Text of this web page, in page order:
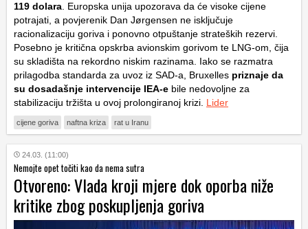
119 dolara . Europska unija upozorava da će visoke cijene
potrajati, a povjerenik Dan Jørgensen ne isključuje
racionalizaciju goriva i ponovno otpuštanje strateških rezervi.
Posebno je kritična opskrba avionskim gorivom te LNG-om, čija
su skladišta na rekordno niskim razinama. Iako se razmatra
prilagodba standarda za uvoz iz SAD-a, Bruxelles priznaje da
su dosadašnje intervencije IEA-e bile nedovoljne za
stabilizaciju tržišta u ovoj prolongiranoj krizi. Lider
cijene goriva naftna kriza rat u Iranu
24.03. (11:00)
Nemojte opet točiti kao da nema sutra
Otvoreno: Vlada kroji mjere dok oporba niže
kritike zbog poskupljenja goriva